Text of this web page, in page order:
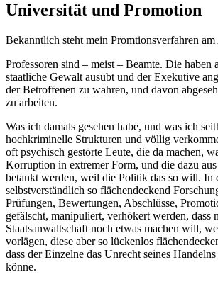
Universität und Promotion
Bekanntlich steht mein Promtionsverfahren
Professoren sind – meist – Beamte. Die haben
staatliche Gewalt ausübt und der Exekutive
der Betroffenen zu wahren, und davon
zu arbeiten.
Was ich damals gesehen habe, und was ich
hochkriminelle Strukturen und völlig
oft psychisch gestörte Leute, die da machen,
Korruption in extremer Form, und die dazu aus
betankt werden, weil die Politik das so will. In
selbstverständlich so flächendeckend
Prüfungen, Bewertungen, Abschlüsse,
gefälscht, manipuliert, verhökert werden, dass
Staatsanwaltschaft noch etwas machen will,
vorlägen, diese aber so lückenlos
dass der Einzelne das Unrecht seines
könne.